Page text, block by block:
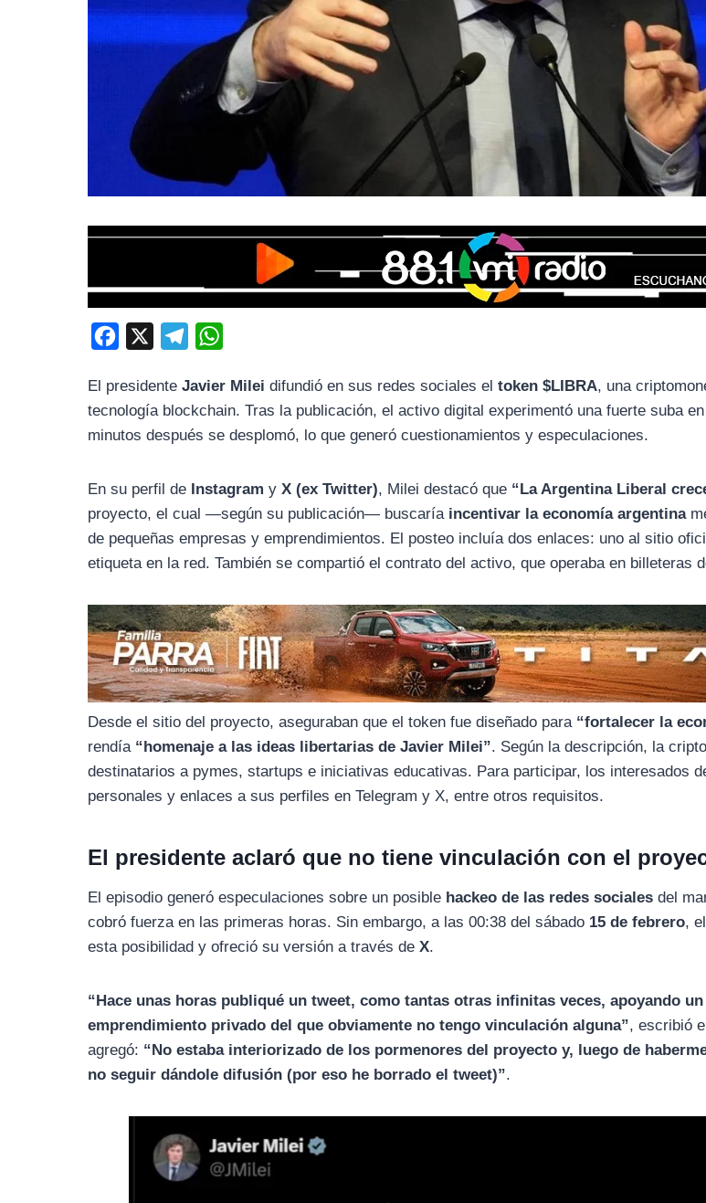
c
e
b
l
e
g
a
t
s
p
El presidenteJavier Milei difundió en sus redes sociales eltoken $LIBRA, una
tecnología blockchain. Tras la publicación, el activo digital experimentó una fuerte suba
minutos después se desplomó, lo que generó cuestionamientos y especulaciones.
En su perfil de Instagram yX (ex Twitter), Milei destacó que “La Argentina Liberal
proyecto, el cual —según su publicación— buscaría incentivar la economía argentina
de pequeñas empresas y emprendimientos. El posteo incluía dos enlaces: uno al sitio
etiqueta en la red. También se compartió el contrato del activo, que operaba en billeteras
Desde el sitio del proyecto, aseguraban que el token fue diseñado para “fortalecer la
rendía “homenaje a las ideas libertarias de Javier Milei”. Según la descripción, la
destinatarios a pymes, startups e iniciativas educativas. Para participar, los interesados
personales y enlaces a sus perfiles en Telegram y X, entre otros requisitos.
El presidente aclaró que no tiene vinculación con el
El episodio generó especulaciones sobre un posible hackeo de las redes sociales del
cobró fuerza en las primeras horas. Sin embargo, a las 00:38 del sábado 15 de febrero,
esta posibilidad y ofreció su versión a través deX.
“Hace unas horas publiqué un tweet, como tantas otras infinitas veces, apoyando
emprendimiento privado del que obviamente no tengo vinculación alguna”, escribió
agregó: “No estaba interiorizado de los pormenores del proyecto y, luego de
no seguir dándole difusión (por eso he borrado el tweet)”.